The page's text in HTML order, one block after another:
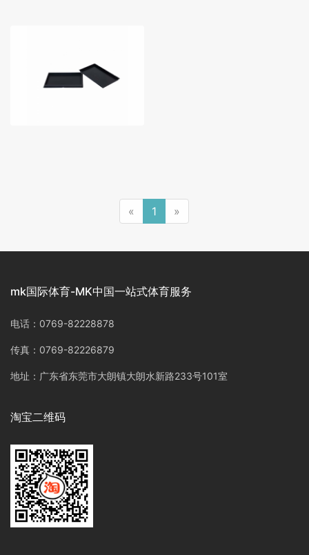
« 1 »
mk国际体育-MK中国一站式体育服务
电话：0769-82228878
传真：0769-82226879
地址：广东省东莞市大朗镇大朗水新路233号101室
淘宝二维码